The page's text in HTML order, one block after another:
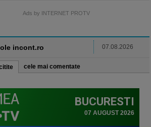
Ads by INTERNET PROTV
incont.ro 07.08.2026
cele mai comentate